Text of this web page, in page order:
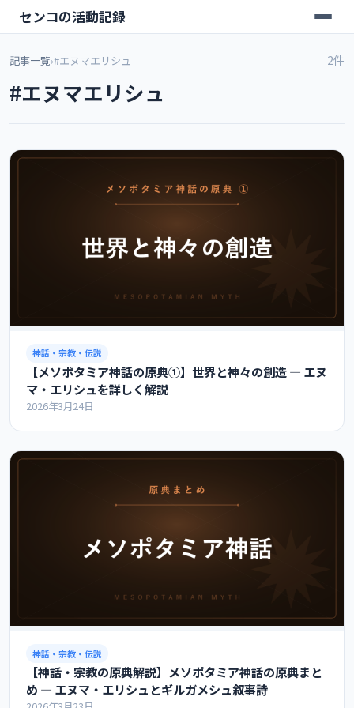
センコの活動記録
記事一覧›#エヌマエリシュ
#エヌマエリシュ
2件
神話・宗教・伝説
【メソポタミア神話の原典①】世界と神々の創造 ― エヌ
マ・エリシュを詳しく解説
2026年3月24日
神話・宗教・伝説
【神話・宗教の原典解説】メソポタミア神話の原典まと
め ― エヌマ・エリシュとギルガメシュ叙事詩